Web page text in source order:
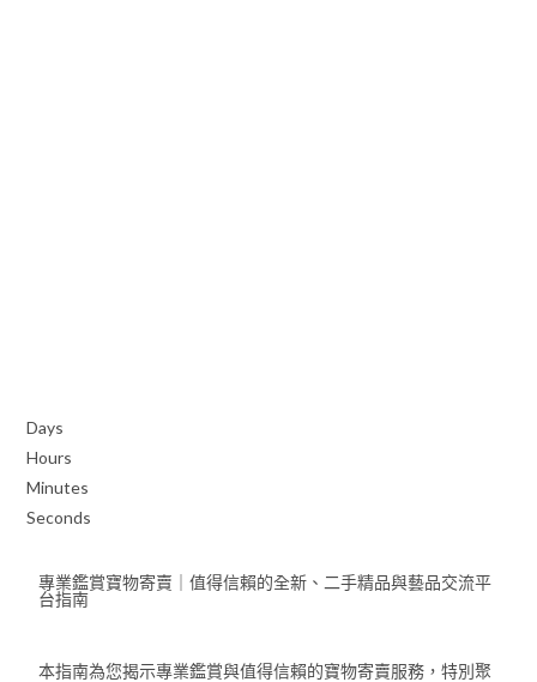
Days
Hours
Minutes
Seconds
專業鑑賞寶物寄賣｜值得信賴的全新、二手精品與藝品交流平
台指南
本指南為您揭示專業鑑賞與值得信賴的寶物寄賣服務，特別聚